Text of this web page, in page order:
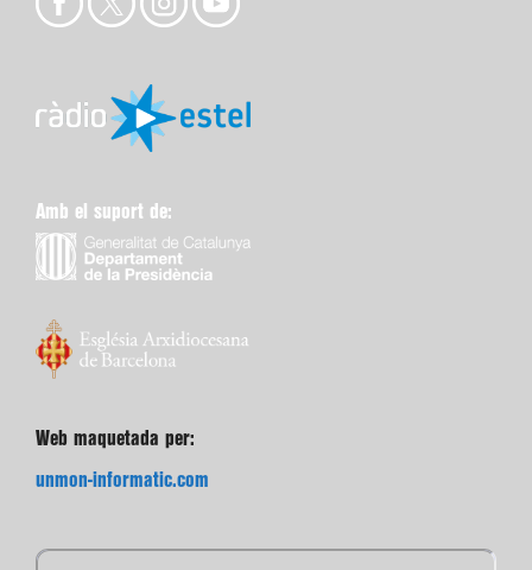
Amb el suport de:
Web maquetada per:
unmon-informatic.com